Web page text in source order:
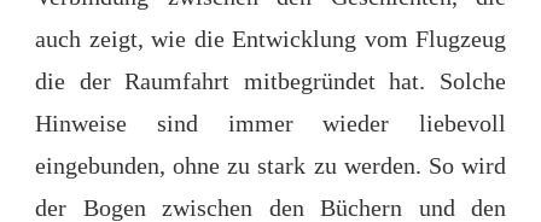
auch zeigt, wie die Entwicklung vom Flugzeug
die der Raumfahrt mitbegründet hat. Solche
Hinweise sind immer wieder liebevoll
eingebunden, ohne zu stark zu werden. So wird
der Bogen zwischen den Büchern und den